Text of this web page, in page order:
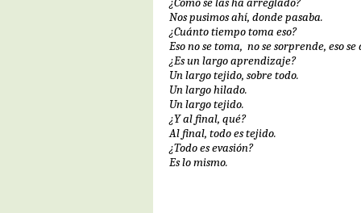
¿Cómo se las ha arreglado?
Nos pusimos ahí, donde pasaba.
¿Cuánto tiempo toma eso?
Eso no se toma, no se sorprende, eso
¿Es un largo aprendizaje?
Un largo tejido, sobre todo.
Un largo hilado.
Un largo tejido.
¿Y al final, qué?
Al final, todo es tejido.
¿Todo es evasión?
Es lo mismo.